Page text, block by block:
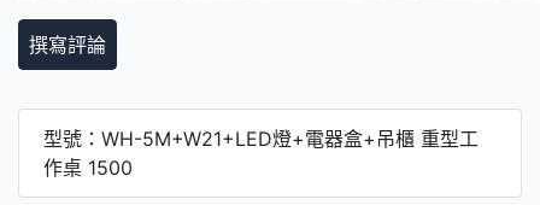
撰寫評論
型號：WH-5M+W21+LED燈+電器盒+吊櫃 重型工
作桌 1500